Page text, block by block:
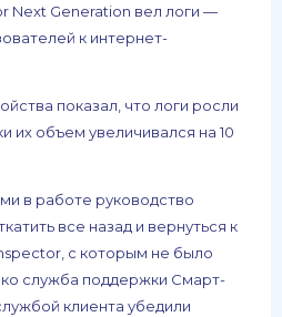
Next Generation вел логи —
к интернет-
показал, что логи росли
их объем увеличивался на 10
в работе руководство
все назад и вернуться к
с которым не было
служба поддержки Смарт-
клиента убедили